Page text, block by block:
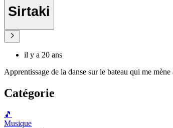
Sirtaki
il y a 20 ans
Apprentissage de la danse sur le bateau qui me
Catégorie
🎵
Musique